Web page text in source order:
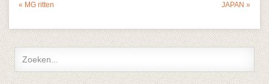
« MG ritten JAPAN »